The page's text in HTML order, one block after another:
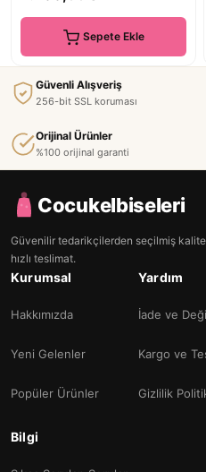
Sepete Ekle
Güvenli Alışveriş
256-bit SSL koruması
Orijinal Ürünler
%100 orijinal garanti
Cocukelbiseleri
Güvenilir tedarikçilerden seçilmiş
hızlı teslimat.
Kurumsal
Hakkımızda
Yeni Gelenler
Popüler Ürünler
Yardım
İade ve
Kargo ve
Gizlilik
Bilgi